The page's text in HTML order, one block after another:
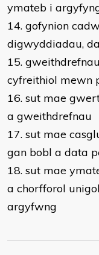
ymateb i
14. gofynion
digwyddiadau,
15.
cyfreithiol mewn
16. sut mae
a gweithdrefnau
17. sut mae
gan bobl a data
18. sut mae
a chorfforol
argyfwng